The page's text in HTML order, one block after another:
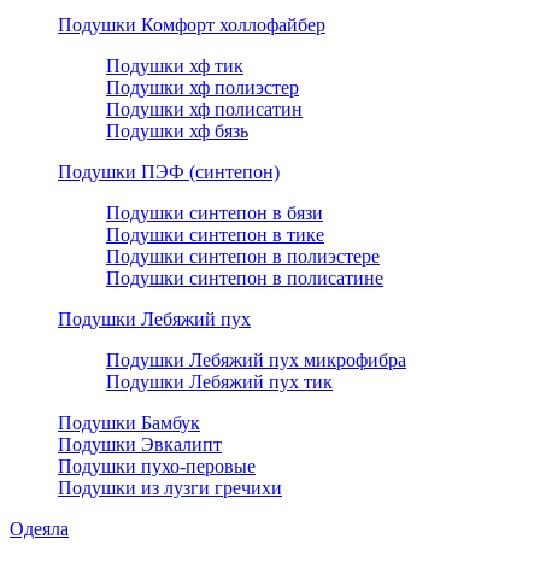
Подушки Комфорт холлофайбер
Подушки хф тик
Подушки хф полиэстер
Подушки хф полисатин
Подушки хф бязь
Подушки ПЭФ (синтепон)
Подушки синтепон в бязи
Подушки синтепон в тике
Подушки синтепон в полиэстере
Подушки синтепон в полисатине
Подушки Лебяжий пух
Подушки Лебяжий пух микрофибра
Подушки Лебяжий пух тик
Подушки Бамбук
Подушки Эвкалипт
Подушки пухо-перовые
Подушки из лузги гречихи
Одеяла